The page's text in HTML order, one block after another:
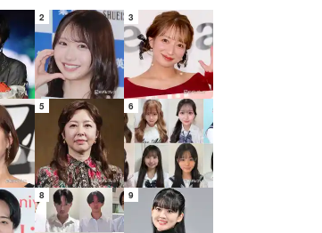
2 3
5 6
8 9